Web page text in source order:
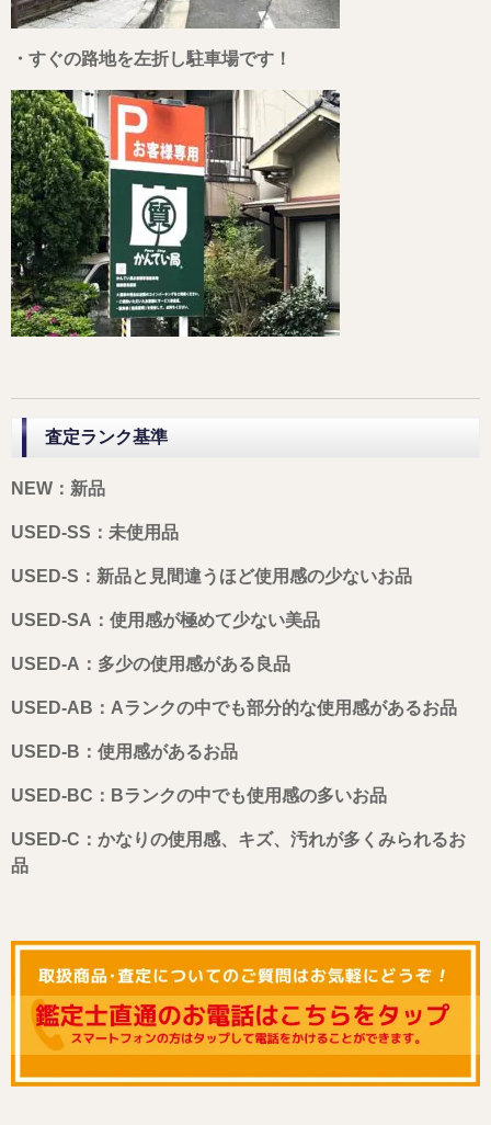
・すぐの路地を左折し駐車場です！
査定ランク基準
NEW：新品
USED-SS：未使用品
USED-S：新品と見間違うほど使用感の少ないお品
USED-SA：使用感が極めて少ない美品
USED-A：多少の使用感がある良品
USED-AB：Aランクの中でも部分的な使用感があるお品
USED-B：使用感があるお品
USED-BC：Bランクの中でも使用感の多いお品
USED-C：かなりの使用感、キズ、汚れが多くみられるお
品